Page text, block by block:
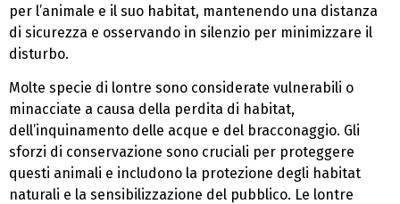
per l’animale e il suo habitat, mantenendo una distanza
di sicurezza e osservando in silenzio per minimizzare il
disturbo.
Molte specie di lontre sono considerate vulnerabili o
minacciate a causa della perdita di habitat,
dell’inquinamento delle acque e del bracconaggio. Gli
sforzi di conservazione sono cruciali per proteggere
questi animali e includono la protezione degli habitat
naturali e la sensibilizzazione del pubblico. Le lontre